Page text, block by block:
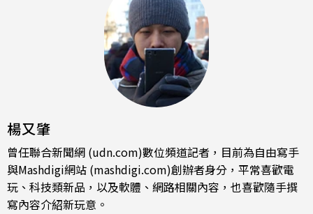
楊又肇
曾任聯合新聞網 (udn.com)數位頻道記者，目前為自由寫手
與Mashdigi網站 (mashdigi.com)創辦者身分，平常喜歡電
玩、科技類新品，以及軟體、網路相關內容，也喜歡隨手撰
寫內容介紹新玩意。